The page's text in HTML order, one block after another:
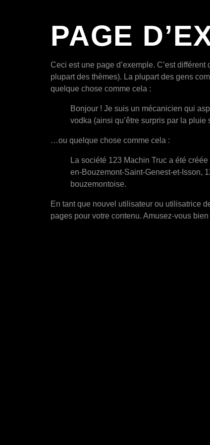
PAGE
Ceci est une page d’exemple. C’est
plupart des thèmes). La plupart des gens
quelque chose comme cela :
Bonjour ! Je suis un mécanicien qui
vodka (ainsi qu’être surpris par la
…ou quelque chose comme cela :
La société 123 Machin Truc a été
en-Bouzemont-Saint-Genest-et-Isson,
bouzemontoise.
En tant que nouvel utilisateur ou utilisatrice
pages pour votre contenu. Amusez-vous bien